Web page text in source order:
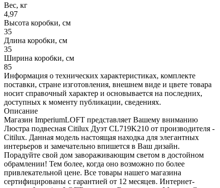
Вес, кг
4,97
Высота коробки, см
35
Длина коробки, см
35
Ширина коробки, см
85
Информация о технических характеристиках, комплекте
поставки, стране изготовления, внешнем виде и цвете товара
носит справочный характер и основывается на последних,
доступных к моменту публикации, сведениях.
Описание
Магазин ImperiumLOFT представляет Вашему вниманию
Люстра подвесная Citilux Дуэт CL719K210 от производителя -
Citilux. Данная модель настоящая находка для элегантных
интерьеров и замечательно впишется в Ваш дизайн.
Порадуйте свой дом завораживающим светом в достойном
обрамлении! Тем более, когда оно возможно по более
привлекательной цене. Все товары нашего магазина
сертифицированы с гарантией от 12 месяцев. Интернет-